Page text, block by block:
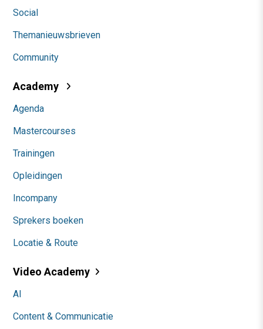
Social
Themanieuwsbrieven
Community
Academy
Agenda
Mastercourses
Trainingen
Opleidingen
Incompany
Sprekers boeken
Locatie & Route
Video Academy
AI
Content & Communicatie